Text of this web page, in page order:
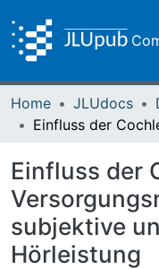
Home JLUdocs
Einfluss der
subjektive
Hörleistung